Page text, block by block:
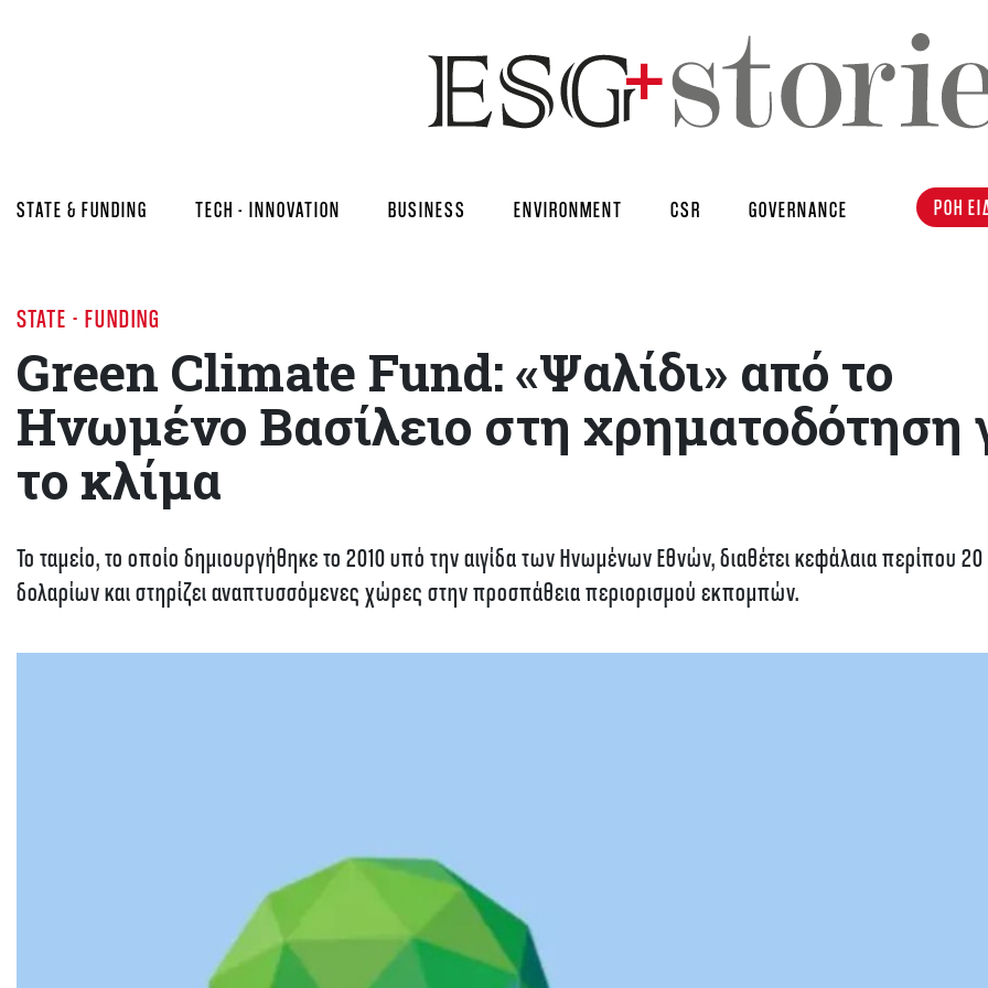
STATE & FUNDING TECH - INNOVATION BUSINESS ENVIRONMENT CSR GOVERNANCE ΡΟΗ
STATE - FUNDING
Green Climate Fund: «Ψαλίδι» από το
Ηνωμένο Βασίλειο στη χρηματοδότηση
το κλίμα
Το ταμείο, το οποίο δημιουργήθηκε το 2010 υπό την αιγίδα των Ηνωμένων Εθνών, διαθέτει κεφάλαια περίπου 20
δολαρίων και στηρίζει αναπτυσσόμενες χώρες στην προσπάθεια περιορισμού εκπομπών.